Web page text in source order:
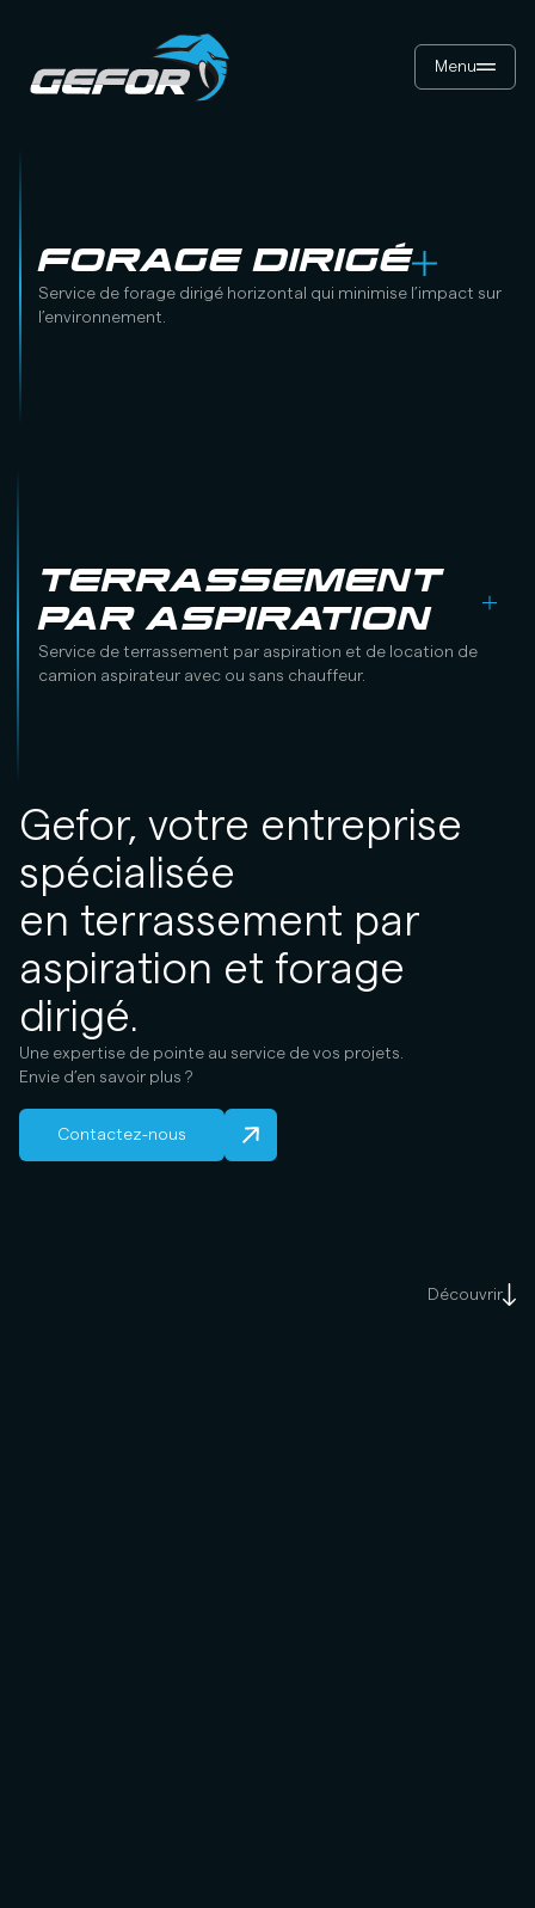
Menu
FORAGE DIRIGÉ
Service de forage dirigé horizontal qui minimise l’impact sur
l’environnement.
TERRASSEMENT
PAR ASPIRATION
Service de terrassement par aspiration et de location de
camion aspirateur avec ou sans chauffeur.
Gefor, votre entreprise
spécialisée
en terrassement par
aspiration et forage
dirigé.
Une expertise de pointe au service de vos projets.
Envie d’en savoir plus ?
Contactez-nous
Découvrir